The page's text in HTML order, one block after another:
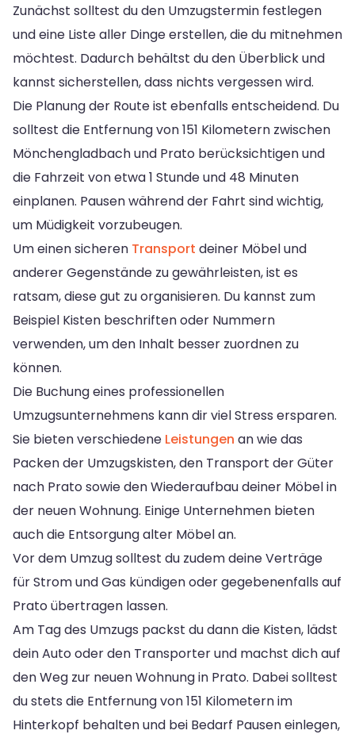
Zunächst solltest du den Umzugstermin festlegen
und eine Liste aller Dinge erstellen, die du mitnehmen
möchtest. Dadurch behältst du den Überblick und
kannst sicherstellen, dass nichts vergessen wird.
Die Planung der Route ist ebenfalls entscheidend. Du
solltest die Entfernung von 151 Kilometern zwischen
Mönchengladbach und Prato berücksichtigen und
die Fahrzeit von etwa 1 Stunde und 48 Minuten
einplanen. Pausen während der Fahrt sind wichtig,
um Müdigkeit vorzubeugen.
Um einen sicheren Transport deiner Möbel und
anderer Gegenstände zu gewährleisten, ist es
ratsam, diese gut zu organisieren. Du kannst zum
Beispiel Kisten beschriften oder Nummern
verwenden, um den Inhalt besser zuordnen zu
können.
Die Buchung eines professionellen
Umzugsunternehmens kann dir viel Stress ersparen.
Sie bieten verschiedene Leistungen an wie das
Packen der Umzugskisten, den Transport der Güter
nach Prato sowie den Wiederaufbau deiner Möbel in
der neuen Wohnung. Einige Unternehmen bieten
auch die Entsorgung alter Möbel an.
Vor dem Umzug solltest du zudem deine Verträge
für Strom und Gas kündigen oder gegebenenfalls auf
Prato übertragen lassen.
Am Tag des Umzugs packst du dann die Kisten, lädst
dein Auto oder den Transporter und machst dich auf
den Weg zur neuen Wohnung in Prato. Dabei solltest
du stets die Entfernung von 151 Kilometern im
Hinterkopf behalten und bei Bedarf Pausen einlegen,